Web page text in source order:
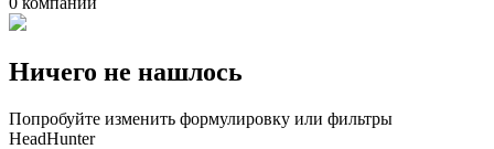
Ничего не нашлось
Попробуйте изменить формулировку или фильтры
HeadHunter